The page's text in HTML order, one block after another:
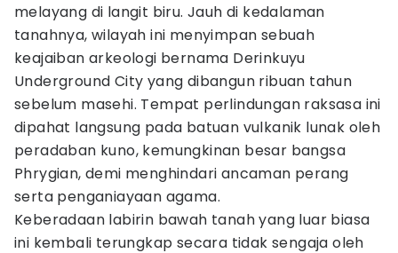
melayang di langit biru. Jauh di kedalaman
tanahnya, wilayah ini menyimpan sebuah
keajaiban arkeologi bernama Derinkuyu
Underground City yang dibangun ribuan tahun
sebelum masehi. Tempat perlindungan raksasa ini
dipahat langsung pada batuan vulkanik lunak oleh
peradaban kuno, kemungkinan besar bangsa
Phrygian, demi menghindari ancaman perang
serta penganiayaan agama.
Keberadaan labirin bawah tanah yang luar biasa
ini kembali terungkap secara tidak sengaja oleh